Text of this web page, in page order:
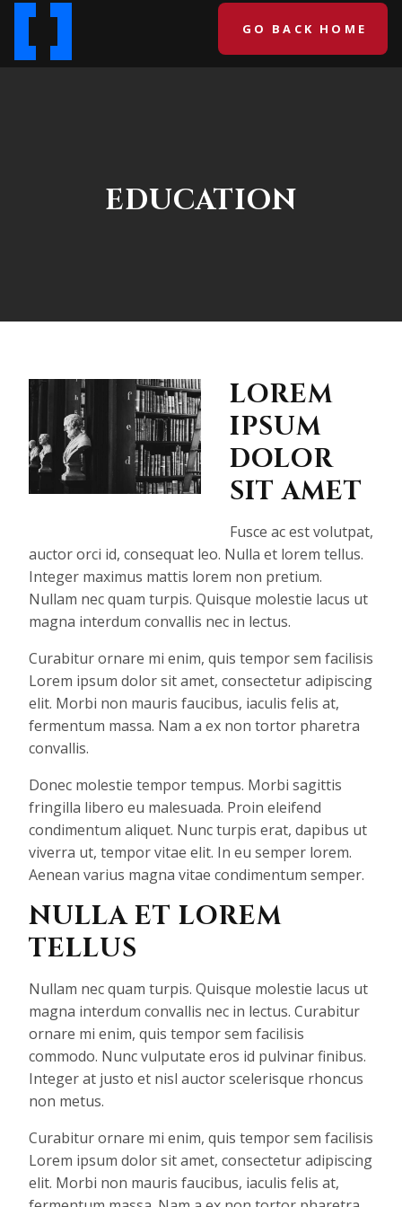
GO BACK HOME
EDUCATION
LOREM
IPSUM
DOLOR
SIT AMET
Fusce ac est volutpat,
auctor orci id, consequat leo. Nulla et lorem tellus.
Integer maximus mattis lorem non pretium.
Nullam nec quam turpis. Quisque molestie lacus ut
magna interdum convallis nec in lectus.
Curabitur ornare mi enim, quis tempor sem facilisis
Lorem ipsum dolor sit amet, consectetur adipiscing
elit. Morbi non mauris faucibus, iaculis felis at,
fermentum massa. Nam a ex non tortor pharetra
convallis.
Donec molestie tempor tempus. Morbi sagittis
fringilla libero eu malesuada. Proin eleifend
condimentum aliquet. Nunc turpis erat, dapibus ut
viverra ut, tempor vitae elit. In eu semper lorem.
Aenean varius magna vitae condimentum semper.
NULLA ET LOREM
TELLUS
Nullam nec quam turpis. Quisque molestie lacus ut
magna interdum convallis nec in lectus. Curabitur
ornare mi enim, quis tempor sem facilisis
commodo. Nunc vulputate eros id pulvinar finibus.
Integer at justo et nisl auctor scelerisque rhoncus
non metus.
Curabitur ornare mi enim, quis tempor sem facilisis
Lorem ipsum dolor sit amet, consectetur adipiscing
elit. Morbi non mauris faucibus, iaculis felis at,